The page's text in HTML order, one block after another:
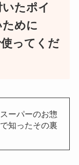
たポイ
めに
ってくだ
ーパーのお惣
知ったその裏